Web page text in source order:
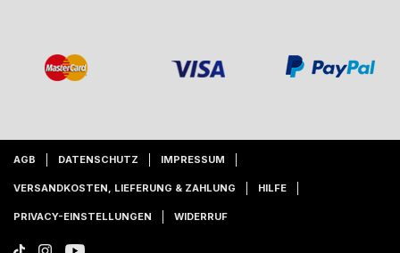
AGB DATENSCHUTZ IMPRESSUM
VERSANDKOSTEN, LIEFERUNG & ZAHLUNG HILFE
PRIVACY-EINSTELLUNGEN WIDERRUF